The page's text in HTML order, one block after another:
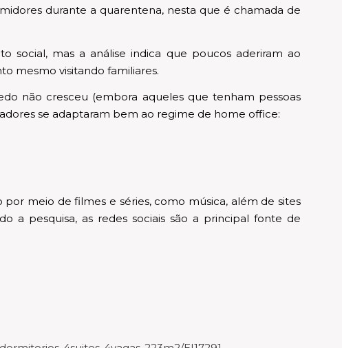
durante a quarentena, nesta que é chamada de
social, mas a análise indica que poucos aderiram ao
mesmo visitando familiares.
não cresceu (embora aqueles que tenham pessoas
se adaptaram bem ao regime de home office:
meio de filmes e séries, como música, além de sites
a pesquisa, as redes sociais são a principal fonte de